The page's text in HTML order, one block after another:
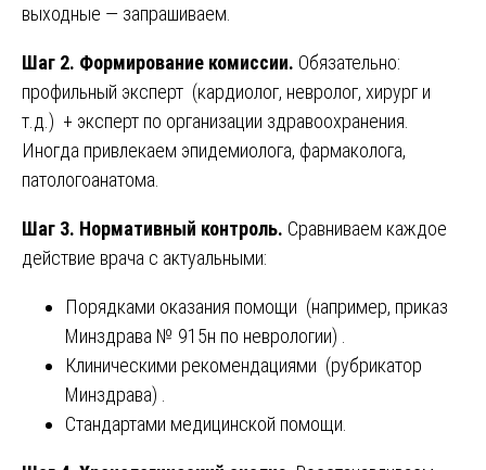
выходные — запрашиваем.
Шаг 2. Формирование комиссии. Обязательно:
профильный эксперт (кардиолог, невролог, хирург и
т.д.) + эксперт по организации здравоохранения.
Иногда привлекаем эпидемиолога, фармаколога,
патологоанатома.
Шаг 3. Нормативный контроль. Сравниваем каждое
действие врача с актуальными:
Порядками оказания помощи (например, приказ
Минздрава № 915н по неврологии) .
Клиническими рекомендациями (рубрикатор
Минздрава) .
Стандартами медицинской помощи.